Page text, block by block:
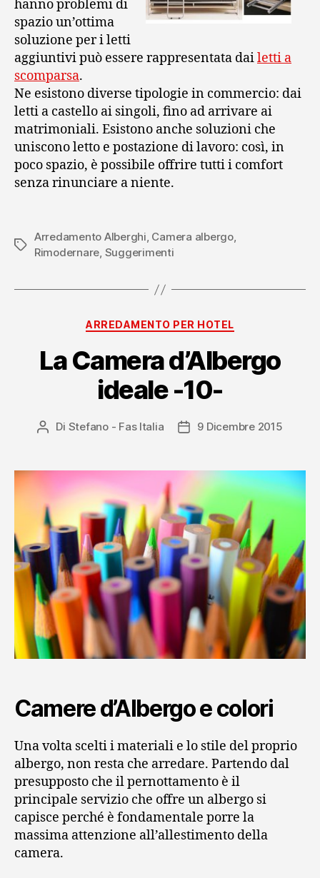
hanno problemi di
spazio un’ottima
soluzione per i letti
aggiuntivi può essere rappresentata dailetti a
scomparsa.
Ne esistono diverse tipologie in commercio: dai
letti a castello ai singoli, fino ad arrivare ai
matrimoniali. Esistono anche soluzioni che
uniscono letto e postazione di lavoro: così, in
poco spazio, è possibile offrire tutti i comfort
senza rinunciare a niente.
Tag
Arredamento Alberghi, Camera albergo,
Rimodernare, Suggerimenti
Categorie
ARREDAMENTO PER HOTEL
La Camera d’Albergo
ideale -10-
Autore
Di Stefano - Fas Italia
Data9 Dicembre 2015
Camere d’Albergo e colori
Una volta scelti i materiali e lo stile del proprio
albergo, non resta che arredare. Partendo dal
presupposto che il pernottamento è il
principale servizio che offre un albergo si
capisce perché è fondamentale porre la
massima attenzione all’allestimento della
camera.